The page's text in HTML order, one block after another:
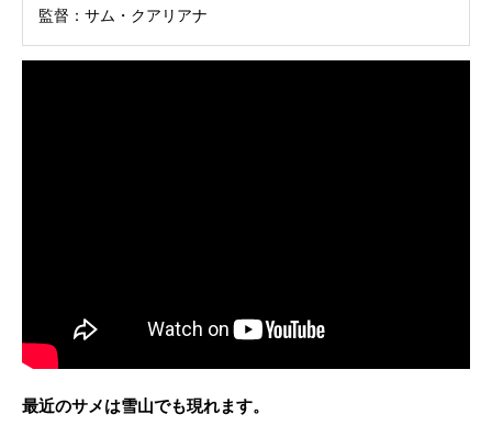
監督：サム・クアリアナ
最近のサメは雪山でも現れます。